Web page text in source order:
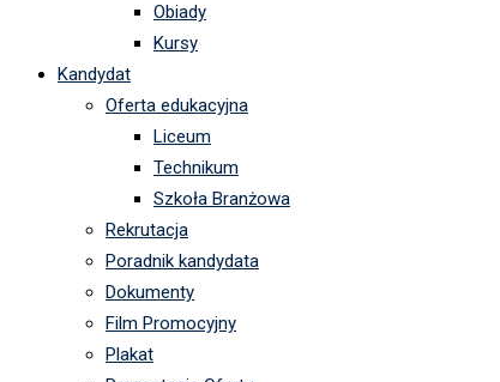
Obiady
Kursy
Kandydat
Oferta edukacyjna
Liceum
Technikum
Szkoła Branżowa
Rekrutacja
Poradnik kandydata
Dokumenty
Film Promocyjny
Plakat